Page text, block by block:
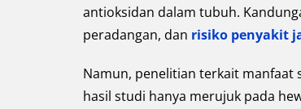
antioksidan dalam tubuh.
peradangan, dan risiko penyakit
Namun, penelitian terkait manfaat
hasil studi hanya merujuk pada